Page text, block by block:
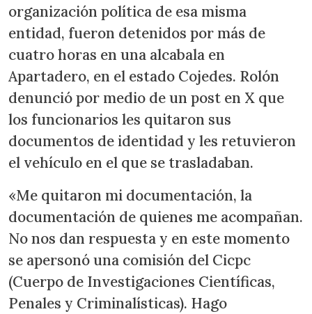
organización política de esa misma
entidad, fueron detenidos por más de
cuatro horas en una alcabala en
Apartadero, en el estado Cojedes. Rolón
denunció por medio de un post en X que
los funcionarios les quitaron sus
documentos de identidad y les retuvieron
el vehículo en el que se trasladaban.
«Me quitaron mi documentación, la
documentación de quienes me acompañan.
No nos dan respuesta y en este momento
se apersonó una comisión del Cicpc
(Cuerpo de Investigaciones Científicas,
Penales y Criminalísticas). Hago